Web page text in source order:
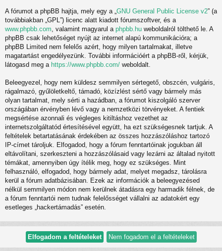
A fórumot a phpBB hajtja, mely egy a „ GNU General Public License v2” (a
továbbiakban „GPL”) licenc alatt kiadott fórumszoftver, és a
www.phpbb.com , valamint magyarul a phpbb.hu weboldalról tölthető le. A
phpBB csak lehetőséget nyújt az internet alapú kommunikációra; a
phpBB Limited nem felelős azért, hogy milyen tartalmakat, illetve
magatartást engedélyezünk. További információért a phpBB-ről, kérjük,
látogasd meg a https://www.phpbb.com/ weboldalt.
Beleegyezel, hogy nem küldesz semmilyen sértegető, obszcén, vulgáris,
rágalmazó, gyűlöletkeltő, támadó, közízlést sértő vagy bármely más
olyan tartalmat, mely sérti a hazádban, a fórumot kiszolgáló szerver
országában érvényben lévő vagy a nemzetközi törvényeket. A fentiek
megsértése azonnali és végleges kitiltáshoz vezethet az
internetszolgáltatód értesítésével együtt, ha ezt szükségesnek tartjuk. A
feltételek betartatásának érdekében az összes hozzászóláshoz tartozó
IP-címet tároljuk. Elfogadod, hogy a fórum fenntartóinak jogukban áll
eltávolítani, szerkeszteni a hozzászólásaid vagy lezárni az általad nyitott
témákat, amennyiben úgy ítélik meg, hogy ez szükséges. Mint
felhasználó, elfogadod, hogy bármely adat, melyet megadsz, tárolásra
kerül a fórum adatbázisában. Ezek az információk a beleegyezésed
nélkül semmilyen módon nem kerülnek átadásra egy harmadik félnek, de
a fórum fenntartói nem tudnak felelősséget vállalni az adatokért egy
esetleges „hackertámadás” esetén.